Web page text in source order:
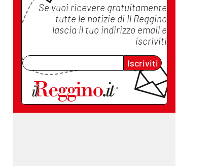
Se vuoi ricevere gratuitamente
tutte le notizie di Il Reggino
lascia il tuo indirizzo email e
iscriviti
Iscriviti